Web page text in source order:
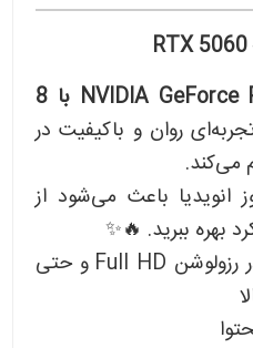
NVIDIA GeForce RTX 5060 با 8
روان و باکیفیت در
می‌کند.
انویدیا باعث می‌شود از
بهره ببرید. 🔥✨
✅ مناسب اجرای بازی‌ها در رزولوشن Full HD و حتی